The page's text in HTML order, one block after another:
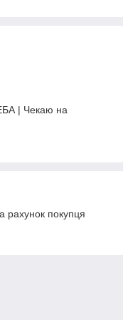
| Чекаю на
рахунок покупця